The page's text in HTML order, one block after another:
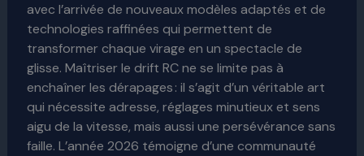
avec l’arrivée de nouveaux modèles adaptés et de
technologies raffinées qui permettent de
transformer chaque virage en un spectacle de
glisse. Maîtriser le drift RC ne se limite pas à
enchaîner les dérapages : il s’agit d’un véritable art
qui nécessite adresse, réglages minutieux et sens
aigu de la vitesse, mais aussi une persévérance sans
faille. L’année 2026 témoigne d’une communauté